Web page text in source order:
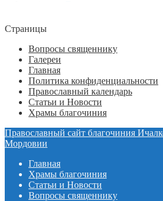
Страницы
Вопросы священнику
Галереи
Главная
Политика конфиденциальности
Православный календарь
Статьи и Новости
Храмы благочиния
Православный сайт благочиния
Мордовии
Главная
Храмы благочиния
Статьи и Новости
Вопросы священнику